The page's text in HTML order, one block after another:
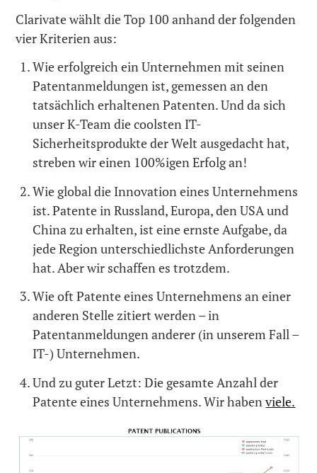
Clarivate wählt die Top 100 anhand der folgenden
vier Kriterien aus:
Wie erfolgreich ein Unternehmen mit seinen
Patentanmeldungen ist, gemessen an den
tatsächlich erhaltenen Patenten. Und da sich
unser K-Team die coolsten IT-
Sicherheitsprodukte der Welt ausgedacht hat,
streben wir einen 100%igen Erfolg an!
Wie global die Innovation eines Unternehmens
ist. Patente in Russland, Europa, den USA und
China zu erhalten, ist eine ernste Aufgabe, da
jede Region unterschiedlichste Anforderungen
hat. Aber wir schaffen es trotzdem.
Wie oft Patente eines Unternehmens an einer
anderen Stelle zitiert werden – in
Patentanmeldungen anderer (in unserem Fall –
IT-) Unternehmen.
Und zu guter Letzt: Die gesamte Anzahl der
Patente eines Unternehmens. Wir habenviele.